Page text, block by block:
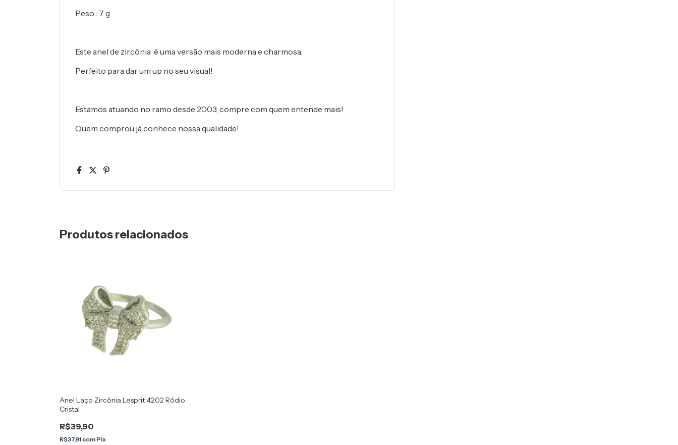
Peso : 7 g
Este anel de zircônia é uma versão mais moderna e charmosa.
Perfeito para dar um up no seu visual!
Estamos atuando no ramo desde 2003, compre com quem entende mais!
Quem comprou já conhece nossa qualidade!
Produtos relacionados
Anel Laço Zircônia Lesprit 4202 Ródio
Cristal
R$39,90
R$37,91 com Pix